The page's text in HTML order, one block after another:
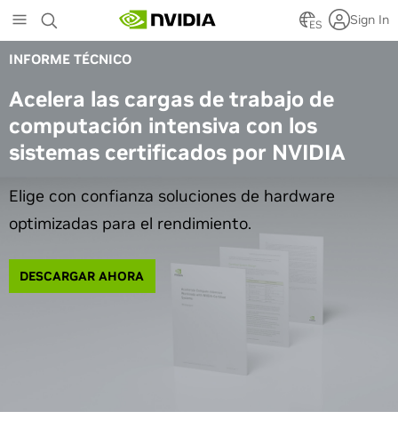
to
main
content
ES Sign In
INFORME TÉCNICO
Acelera las cargas de trabajo de
computación intensiva con los
sistemas certificados por NVIDIA
Elige con confianza soluciones de hardware
optimizadas para el rendimiento.
DESCARGAR AHORA